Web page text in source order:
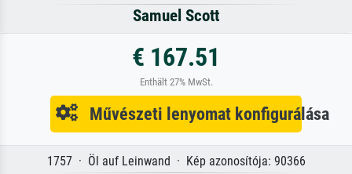
Samuel Scott
€ 167.51
Enthält 27% MwSt.
Művészeti lenyomat konfigurálása
1757 · Öl auf Leinwand · Kép azonosítója: 90366